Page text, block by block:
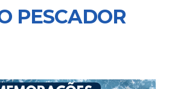
PESCADOR